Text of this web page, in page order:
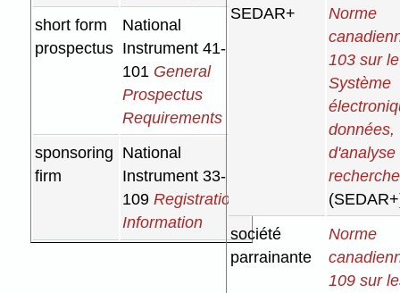
short form
prospectus
National
Instrument 41-
101 General
Prospectus
Requirements
sponsoring
firm
National
Instrument 33-
109Registration
Information
SEDAR+
Norme
103 sur le
Système
données,
d'analyse
recherche
société
parrainante
Norme
109 sur